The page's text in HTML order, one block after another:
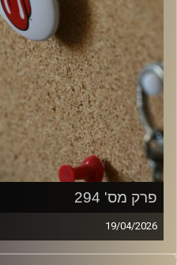
פרק מס' 294
19/04/2026
קלאסיקות רוק עם אורן הוף.